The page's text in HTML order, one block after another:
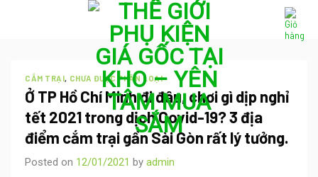
CẮM TRẠI, CHƯA ĐƯỢC PHÂN LOẠI
Ở TP Hồ Chí Minh đi đâu, chơi gì dịp nghỉ
tết 2021 trong dịch Covid-19? 3 địa
điểm cắm trại gần Sài Gòn rất lý tưởng.
Posted on 12/01/2021 by admin